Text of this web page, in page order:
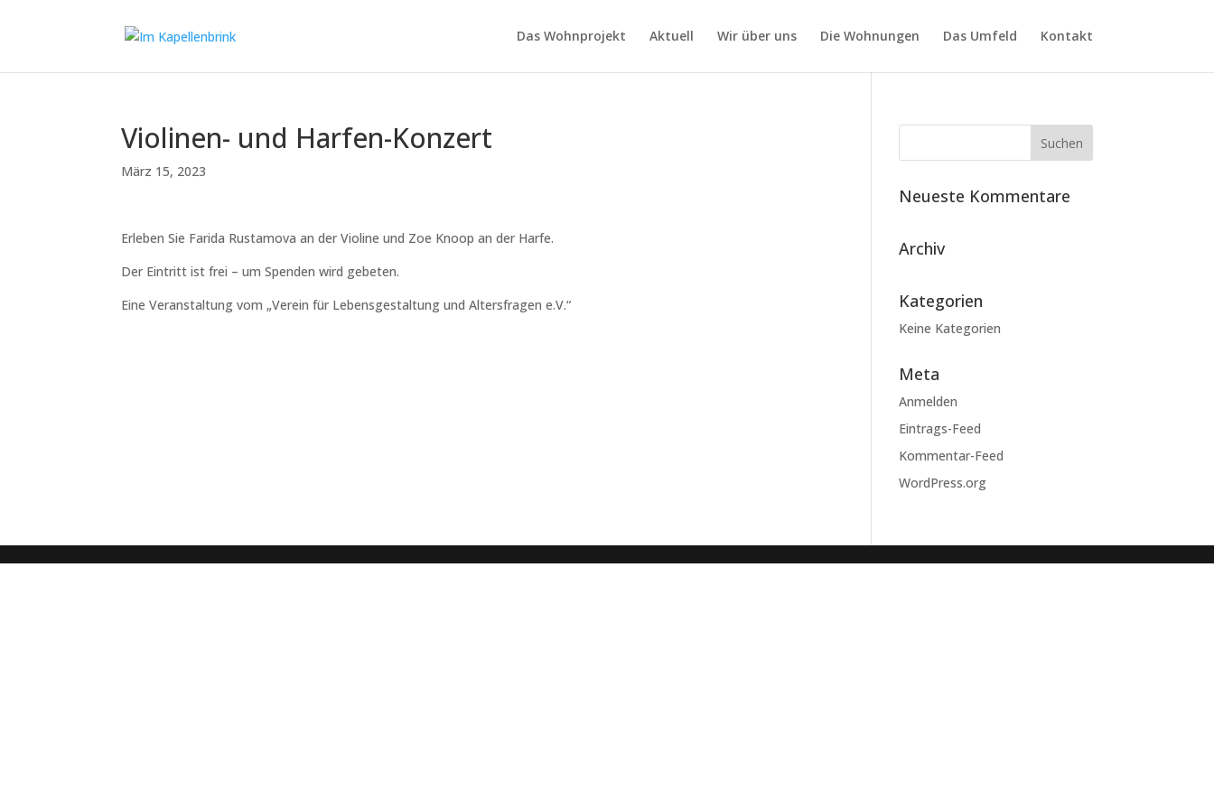
Das Wohnprojekt Aktuell Wir über uns Die Wohnungen Das Umfeld Kontakt
Violinen- und Harfen-Konzert
März 15, 2023
Erleben Sie Farida Rustamova an der Violine und Zoe Knoop an der Harfe.
Der Eintritt ist frei – um Spenden wird gebeten.
Eine Veranstaltung vom „Verein für Lebensgestaltung und Altersfragen e.V.“
Neueste Kommentare
Archiv
Kategorien
Keine Kategorien
Meta
Anmelden
Eintrags-Feed
Kommentar-Feed
WordPress.org